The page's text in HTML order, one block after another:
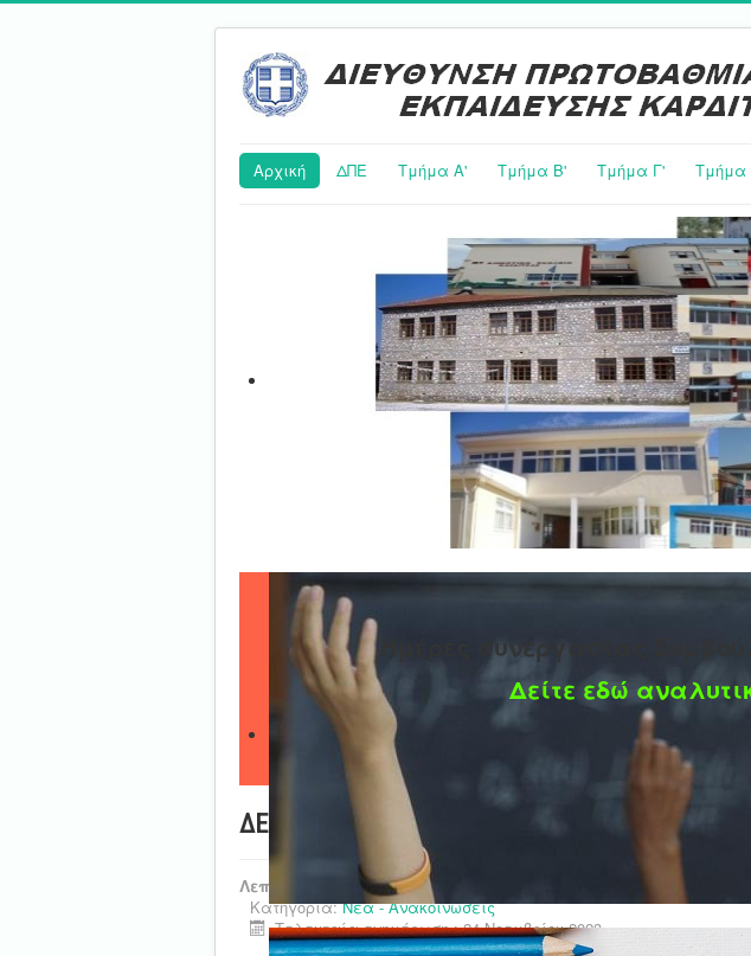
Αρχική ΔΠΕ Τμήμα Α' Τμήμα Β' Τμήμα Γ' Τμήμα
Ημέρες συνεργασίας
Δείτε εδώ
ΔΕΛΤΙΟ ΤΥΠΟΥ
Λεπτομέρειες
Κατηγορία:Νέα - Ανακοινώσεις
Τελευταία ενημέρωση : 24 Νοεμβρίου 2023